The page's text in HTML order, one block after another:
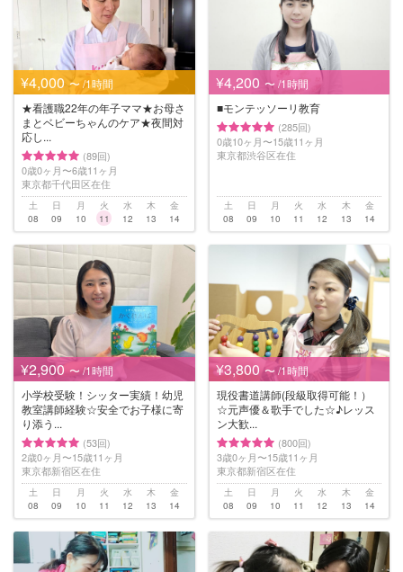
¥4,000 〜 /1時間
★看護職22年の年子ママ★お母さ
まとベビーちゃんのケア★夜間対
応し...
(89回)
0歳0ヶ月〜6歳11ヶ月
東京都千代田区在住
土
08
日
09
月
10
火
11
水
12
木
13
金
14
¥4,200 〜 /1時間
■モンテッソーリ教育
(285回)
0歳10ヶ月〜15歳11ヶ月
東京都渋谷区在住
土
08
日
09
月
10
火
11
水
12
木
13
金
14
¥2,900 〜 /1時間
小学校受験！シッター実績！幼児
教室講師経験☆安全でお子様に寄
り添う...
(53回)
2歳0ヶ月〜15歳11ヶ月
東京都新宿区在住
土
08
日
09
月
10
火
11
水
12
木
13
金
14
¥3,800 〜 /1時間
現役書道講師(段級取得可能！）
☆元声優＆歌手でした☆♪レッス
ン大歓...
(800回)
3歳0ヶ月〜15歳11ヶ月
東京都新宿区在住
土
08
日
09
月
10
火
11
水
12
木
13
金
14